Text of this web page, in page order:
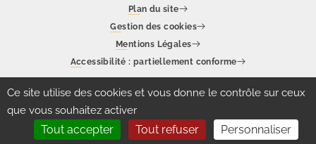
Ce site utilise des cookies et vous donne le contrôle sur ceux
que vous souhaitez activer
Tout accepter Tout refuser Personnaliser
Plan du site
Gestion des cookies
Mentions Légales
Accessibilité : partiellement conforme
Un site produit parEolas